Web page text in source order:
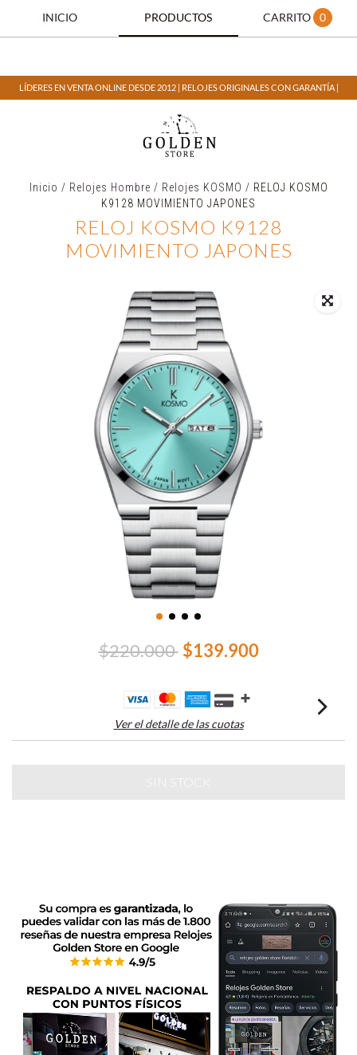
INICIO PRODUCTOS CARRITO 0
LÍDERES EN VENTA ONLINE DESDE 2012 | RELOJES ORIGINALES CON GARANTÍA |
Inicio / Relojes Hombre / Relojes KOSMO / RELOJ KOSMO
K9128 MOVIMIENTO JAPONES
RELOJ KOSMO K9128
MOVIMIENTO JAPONES
$220.000 $139.900
Ver el detalle de las cuotas